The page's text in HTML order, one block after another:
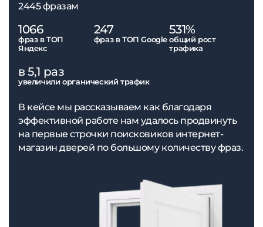
2445 фразам
1066
фраз в ТОП
Яндекс
247
фраз в ТОП Google
531%
общий рост
трафика
в 5,1 раз
увеличили органический трафик
В кейсе мы рассказываем как благодаря
эффективной работе нам удалось продвинуть
на первые строчки поисковиков интернет-
магазин дверей по большому количеству фраз.